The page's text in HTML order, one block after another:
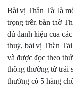
Bài vị Thần Tài là
trọng trên bàn thờ
đủ danh hiệu của
thuỷ, bài vị Thần
và được đọc theo
thông thường từ trái
thường có 5 hàng